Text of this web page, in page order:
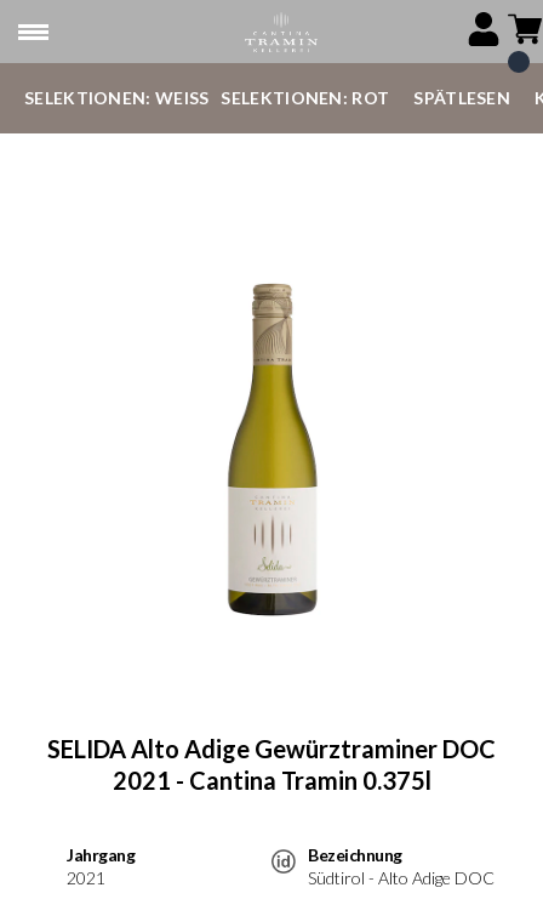
SELEKTIONEN: WEISS SELEKTIONEN: ROT SPÄTLESEN
SELIDA Alto Adige Gewürztraminer DOC
2021 - Cantina Tramin 0.375l
Jahrgang
2021
Bezeichnung
Südtirol - Alto Adige DOC